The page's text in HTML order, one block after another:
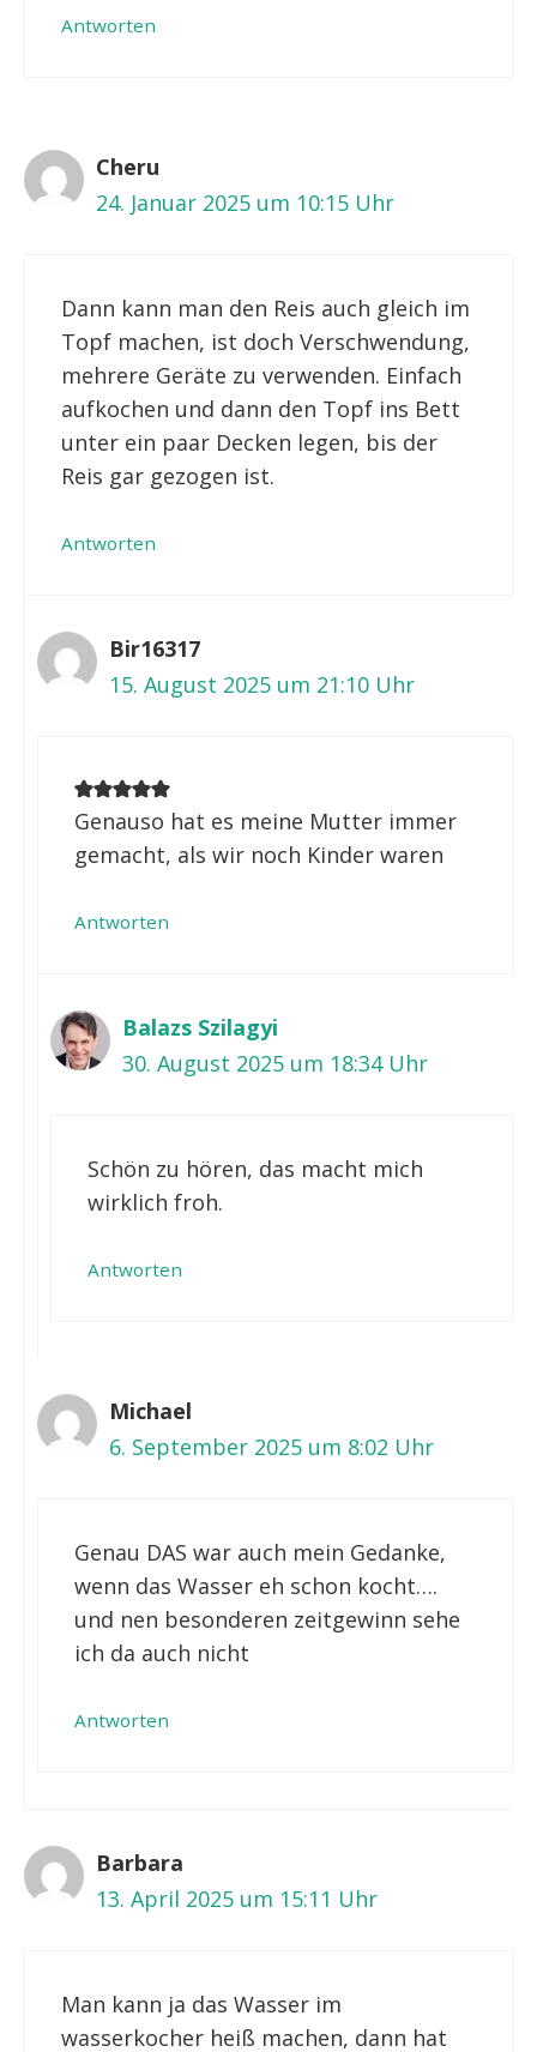
Antworten
Cheru
24. Januar 2025 um 10:15 Uhr
Dann kann man den Reis auch gleich im
Topf machen, ist doch Verschwendung,
mehrere Geräte zu verwenden. Einfach
aufkochen und dann den Topf ins Bett
unter ein paar Decken legen, bis der
Reis gar gezogen ist.
Antworten
Bir16317
15. August 2025 um 21:10 Uhr
Genauso hat es meine Mutter immer
gemacht, als wir noch Kinder waren
Antworten
Balazs Szilagyi
30. August 2025 um 18:34 Uhr
Schön zu hören, das macht mich
wirklich froh.
Antworten
Michael
6. September 2025 um 8:02 Uhr
Genau DAS war auch mein Gedanke,
wenn das Wasser eh schon kocht….
und nen besonderen zeitgewinn sehe
ich da auch nicht
Antworten
Barbara
13. April 2025 um 15:11 Uhr
Man kann ja das Wasser im
wasserkocher heiß machen, dann hat